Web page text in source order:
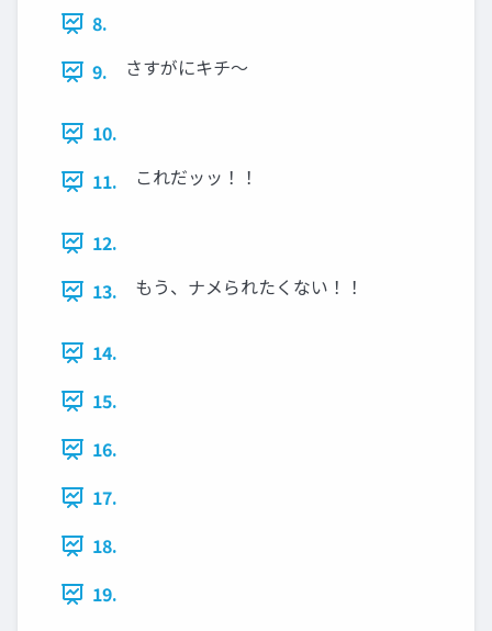
8.
9.
さすがにキチ～
10.
11.
これだッッ！！
12.
13.
もう、ナメられたくない！！
14.
15.
16.
17.
18.
19.